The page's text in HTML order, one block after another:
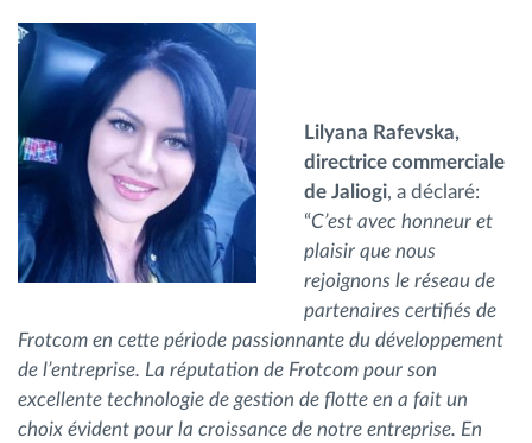
Lilyana Rafevska,
directrice commerciale
de Jaliogi, a déclaré:
“C’est avec honneur et
plaisir que nous
rejoignons le réseau de
partenaires certifiés de
Frotcom en cette période passionnante du développement
de l’entreprise. La réputation de Frotcom pour son
excellente technologie de gestion de flotte en a fait un
choix évident pour la croissance de notre entreprise. En